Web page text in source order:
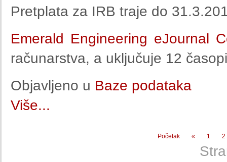
Pretplata za IRB traje do
Emerald Engineering eJournal
računarstva, a uključuje 12
Objavljeno u Baze podataka
Više...
Početak « 1 2